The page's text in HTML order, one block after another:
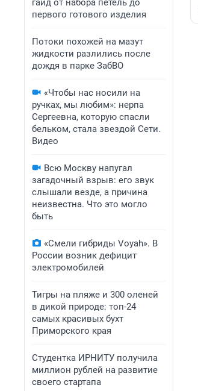
гайд от набора петель до
первого готового изделия
Потоки похожей на мазут
жидкости разлились после
дождя в парке ЗабВО
«Чтобы нас носили на
ручках, мы любим»: нерпа
Сергеевна, которую спасли
бельком, стала звездой Сети.
Видео
Всю Москву напугал
загадочный взрыв: его звук
слышали везде, а причина
неизвестна. Что это могло
быть
«Смели гибриды Voyah». В
России возник дефицит
электромобилей
Тигры на пляже и 300 оленей
в дикой природе: топ-24
самых красивых бухт
Приморского края
Студентка ИРНИТУ получила
миллион рублей на развитие
своего стартапа